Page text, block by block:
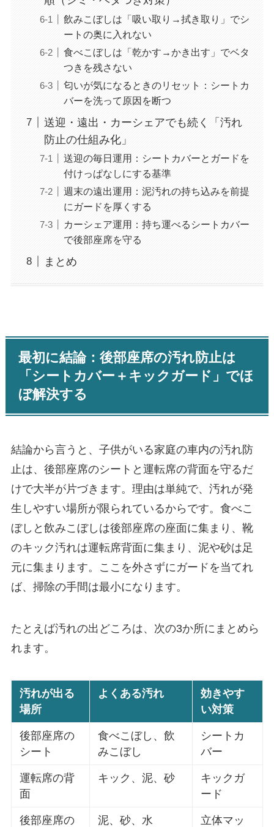
飲みこぼしは「吸い取り→拭き取り」でシ
ートの奥に入れない
食べこぼしは「乾かす→かき出す」でベタ
つきを残さない
匂いが気になるときのリセット：シートカ
バーを洗って原因を断つ
送迎・遠出・カーシェアでも続く「汚れ
防止の仕組み化」
送迎の毎日運用：シートカバーとガードを
付けっぱなしにする基準
週末の遠出運用：泥汚れの持ち込みを前提
にガードを厚くする
カーシェア運用：持ち運べるシートカバー
で後部座席を守る
まとめ
最初に結論：後部座席の汚れ防止は
「シートカバー＋キックガード」でほ
ぼ解決する
結論から言うと、子供がいる家庭の車内の汚れ防
止は、後部座席のシートと運転席の背面を守るだ
けで大半が片づきます。理由は単純で、汚れが発
生しやすい場所が限られているからです。食べこ
ぼしと飲みこぼしは後部座席の座面に集まり、靴
のキック汚れは運転席背面に集まり、泥や砂は足
元に集まります。ここを外さずにガードを当てれ
ば、掃除の手間は最小になります。
たとえば汚れの出どころは、次の3か所にまとめら
れます。
汚れが出る
場所
よくある汚れ
効きやす
い対策
後部座席の
シート
食べこぼし、飲
みこぼし
シートカ
バー
運転席の背
面
キック、泥、砂
キックガ
ード
後部座席の
泥、砂、水
立体マッ